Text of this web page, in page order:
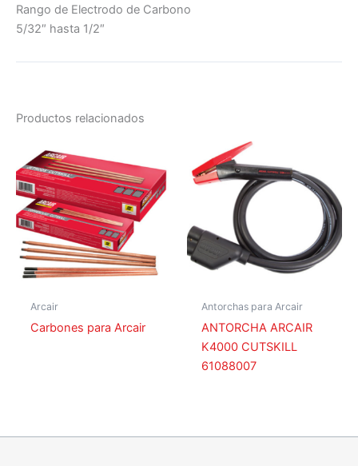
Rango de Electrodo de Carbono
5/32″ hasta 1/2″
Productos relacionados
Arcair
Carbones para Arcair
Antorchas para Arcair
ANTORCHA ARCAIR
K4000 CUTSKILL
61088007